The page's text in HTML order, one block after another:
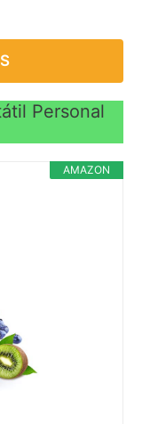
Personal
AMAZON